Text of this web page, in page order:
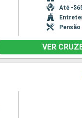
Até -
VER